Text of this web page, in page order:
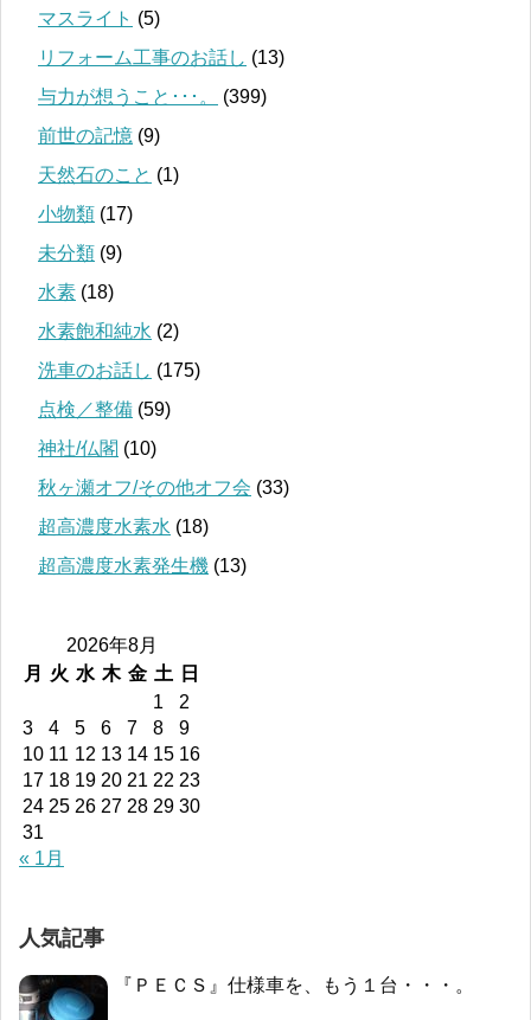
マスライト (5)
リフォーム工事のお話し (13)
与力が想うこと･･･。
(399)
前世の記憶 (9)
天然石のこと (1)
小物類 (17)
未分類 (9)
水素 (18)
水素飽和純水 (2)
洗車のお話し (175)
点検／整備 (59)
神社/仏閣 (10)
秋ヶ瀬オフ/その他オフ会 (33)
超高濃度水素水 (18)
超高濃度水素発生機 (13)
2026年8月
月
火 水 木 金 土
日
1
2
3
4 5 6 7 8
9
10 11 12 13 14 15 16
17 18 19 20 21 22 23
24 25 26 27 28 29 30
31
« 1月
人気記事
『ＰＥＣＳ』仕様車を、もう１台・・・。